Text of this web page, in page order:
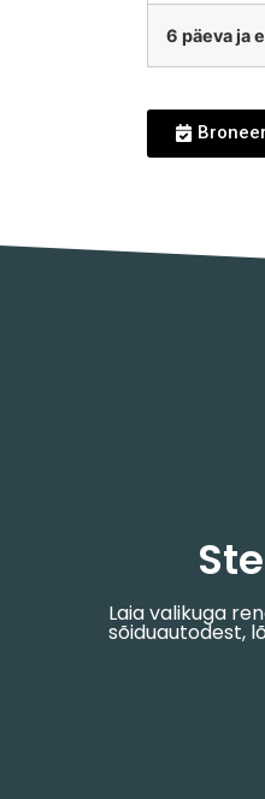
6 päeva ja
Laia valikuga
sõiduautodest,